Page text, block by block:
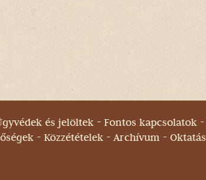
és jelöltek Fontos kapcsolatok
Közzétételek Archívum Oktatás